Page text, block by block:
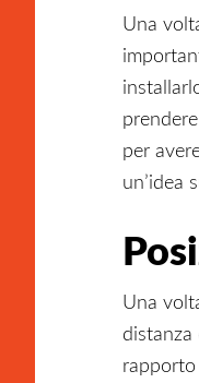
Una
per
un’idea
Una
distanza